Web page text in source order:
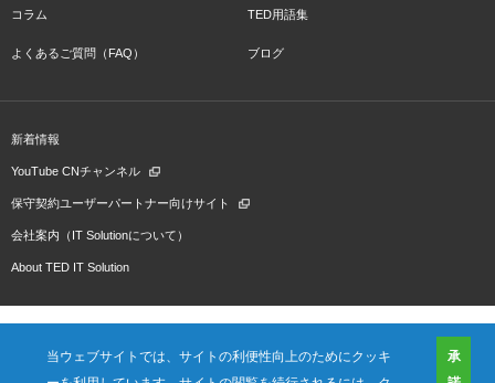
当ウェブサイトでは、サイトの利便性向上のためにクッキ
承
コラム TED用語集
よくあるご質問（FAQ） ブログ
新着情報
YouTube CNチャンネル
保守契約ユーザーパートナー向けサイト
会社案内（IT Solutionについて）
About TED IT Solution
会社概要 ご利用規約 プライバシーポリシー プレスリリース（プロダクト)